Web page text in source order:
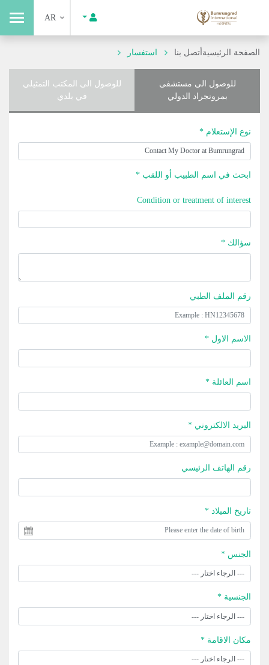
AR
الصفحة الرئيسيةأتصل بنا استفسار
للوصول الى مستشفى
بمرونجراد الدولي
للوصول الى المكتب التمثيلي
في بلدي
نوع الإستعلام *
ابحث في اسم الطبيب أو اللقب *
Condition or treatment of interest
سؤالك *
رقم الملف الطبي
الاسم الاول *
اسم العائلة *
البريد الالكتروني *
رقم الهاتف الرئيسي
تاريخ الميلاد *
الجنس *
الجنسية *
مكان الاقامة *